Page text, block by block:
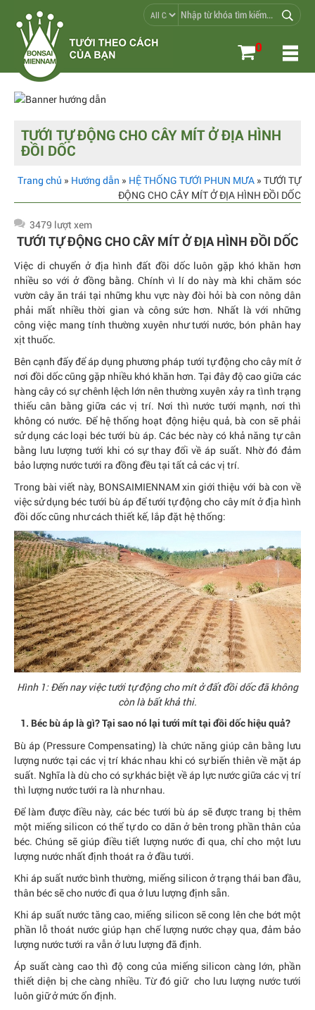
0
TƯỚI TỰ ĐỘNG CHO CÂY MÍT Ở ĐỊA HÌNH
ĐỒI DỐC
Trang chủ » Hướng dẫn » HỆ THỐNG TƯỚI PHUN MƯA » TƯỚI TỰ
ĐỘNG CHO CÂY MÍT Ở ĐỊA HÌNH ĐỒI DỐC
3479 lượt xem
TƯỚI TỰ ĐỘNG CHO CÂY MÍT Ở ĐỊA HÌNH ĐỒI DỐC
Việc di chuyển ở địa hình đất đồi dốc luôn gặp khó khăn hơn
nhiều so với ở đồng bằng. Chính vì lí do này mà khi chăm sóc
vườn cây ăn trái tại những khu vực này đòi hỏi bà con nông dân
phải mất nhiều thời gian và công sức hơn. Nhất là với những
công việc mang tính thường xuyên như tưới nước, bón phân hay
xịt thuốc.
Bên cạnh đấy để áp dụng phương pháp tưới tự động cho cây mít ở
nơi đồi dốc cũng gặp nhiều khó khăn hơn. Tại đây độ cao giữa các
hàng cây có sự chênh lệch lớn nên thường xuyên xảy ra tình trạng
thiếu cân bằng giữa các vị trí. Nơi thì nước tưới mạnh, nơi thì
không có nước. Để hệ thống hoạt động hiệu quả, bà con sẽ phải
sử dụng các loại béc tưới bù áp. Các béc này có khả năng tự cân
bằng lưu lượng tưới khi có sự thay đổi về áp suất. Nhờ đó đảm
bảo lượng nước tưới ra đồng đều tại tất cả các vị trí.
Trong bài viết này, BONSAIMIENNAM xin giới thiệu với bà con về
việc sử dụng béc tưới bù áp để tưới tự động cho cây mít ở địa hình
đồi dốc cũng như cách thiết kế, lắp đặt hệ thống:
Hình 1: Đến nay việc tưới tự động cho mít ở đất đồi dốc đã không
còn là bất khả thi.
1. Béc bù áp là gì? Tại sao nó lại tưới mít tại đồi dốc hiệu quả?
Bù áp (Pressure Compensating) là chức năng giúp cân bằng lưu
lượng nước tại các vị trí khác nhau khi có sự biến thiên về mặt áp
suất. Nghĩa là dù cho có sự khác biệt về áp lực nước giữa các vị trí
thì lượng nước tưới ra là như nhau.
Để làm được điều này, các béc tưới bù áp sẽ được trang bị thêm
một miếng silicon có thể tự do co dãn ở bên trong phần thân của
béc. Chúng sẽ giúp điều tiết lượng nước đi qua, chỉ cho một lưu
lượng nước nhất định thoát ra ở đầu tưới.
Khi áp suất nước bình thường, miếng silicon ở trạng thái ban đầu,
thân béc sẽ cho nước đi qua ở lưu lượng định sẵn.
Khi áp suất nước tăng cao, miếng silicon sẽ cong lên che bớt một
phần lỗ thoát nước giúp hạn chế lượng nước chạy qua, đảm bảo
lượng nước tưới ra vẫn ở lưu lượng đã định.
Áp suất càng cao thì độ cong của miếng silicon càng lớn, phần
thiết diện bị che càng nhiều. Từ đó giữ cho lưu lượng nước tưới
luôn giữ ở mức ổn định.